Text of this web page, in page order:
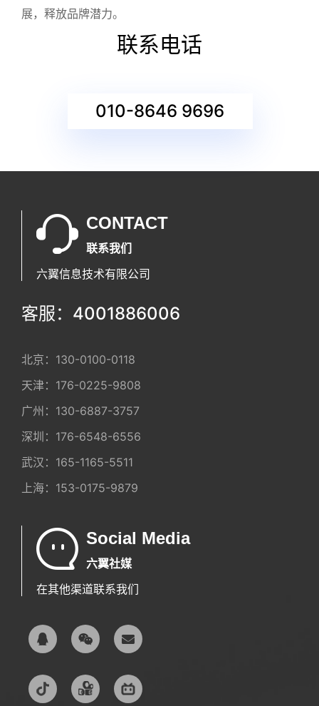
展，释放品牌潜力。
联系电话
010-8646 9696
CONTACT
联系我们
六翼信息技术有限公司
客服：4001886006
北京： 130-0100-0118
天津： 176-0225-9808
广州： 130-6887-3757
深圳： 176-6548-6556
武汉： 165-1165-5511
上海： 153-0175-9879
Social Media
六翼社媒
在其他渠道联系我们